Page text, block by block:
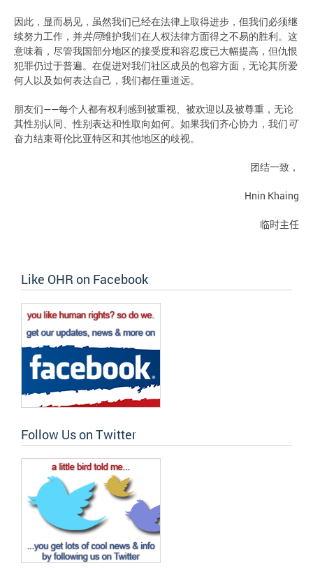
因此，显而易见，虽然我们已经在法律上取得进步，但我们必须继
续努力工作，并共同维护我们在人权法律方面得之不易的胜利。这
意味着，尽管我国部分地区的接受度和容忍度已大幅提高，但仇恨
犯罪仍过于普遍。在促进对我们社区成员的包容方面，无论其所爱
何人以及如何表达自己，我们都任重道远。
朋友们——每个人都有权利感到被重视、被欢迎以及被尊重，无论
其性别认同、性别表达和性取向如何。如果我们齐心协力，我们 可
奋力结束哥伦比亚特区和其他地区的歧视。
团结一致，
Hnin Khaing
临时主任
Like OHR on Facebook
Follow Us on Twitter